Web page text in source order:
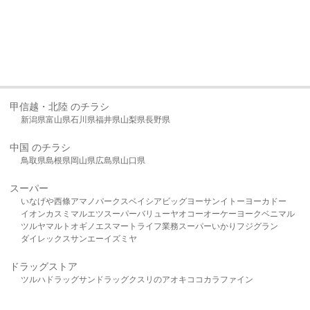
甲信越・北陸 のチラシ
新潟県富山県石川県福井県山梨県長野県
中国 のチラシ
鳥取県島根県岡山県広島県山口県
スーパー
いなげや西條アマノパークスベイシア ビッグヨーサンイトーヨーカドー
イオンカスミ マルエツスーパーバリューヤオコーオーケー ヨークベニマル
ツルヤマルト オギノ エスマート ライフ業務スーパーいかり フジグラン
ダイレックスサンエーイズミヤ
ドラッグストア
ツルハドラッグサンドラッグクスリのアオキ ココカラファイン